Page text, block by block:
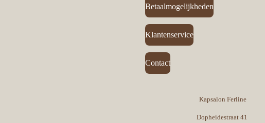
Betaalmogelijkheden
Klantenservice
Contact
Kapsalon Ferline
Dopheidestraat 41